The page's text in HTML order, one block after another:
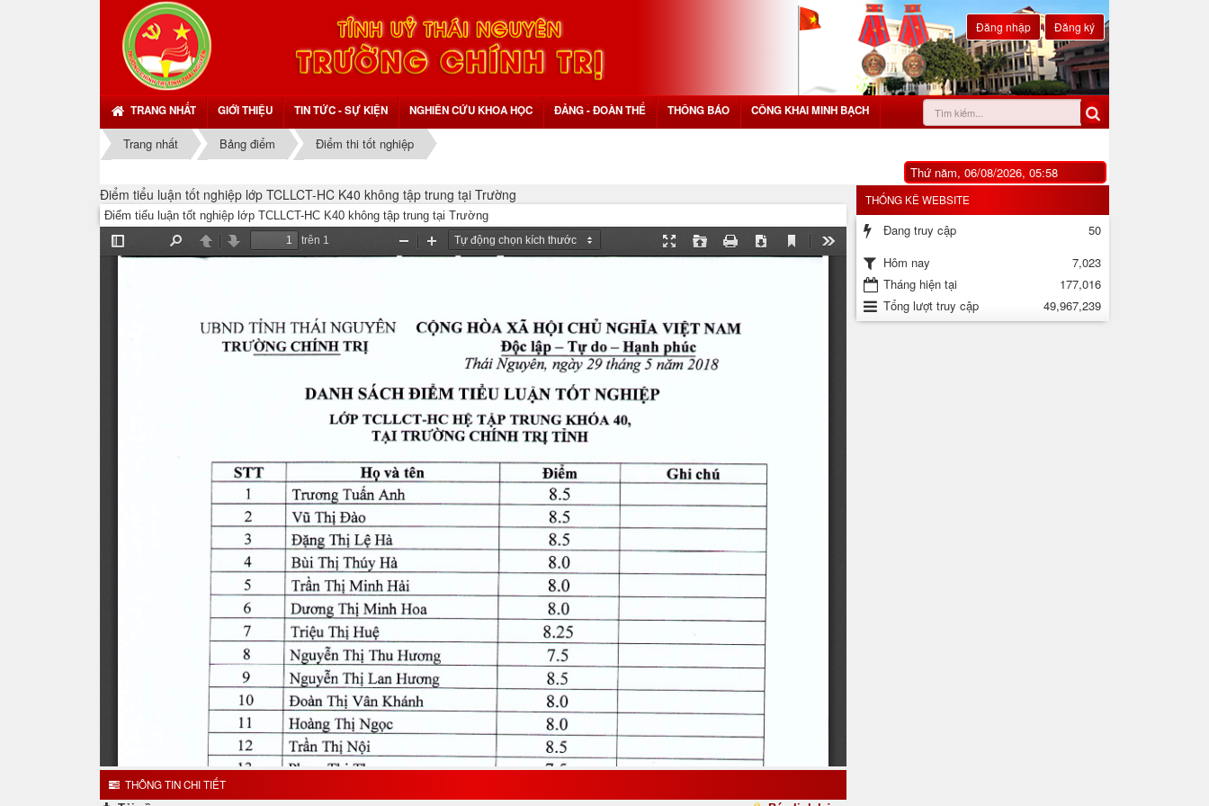
Đăng nhập Đăng ký
TRANG NHẤT GIỚI THIỆU TIN TỨC - SỰ KIỆN NGHIÊN CỨU KHOA HỌC ĐẢNG - ĐOÀN THỂ THÔNG BÁO CÔNG KHAI MINH BẠCH
Trang nhất Bảng điểm
Điểm thi tốt nghiệp
Thứ năm, 06/08/2026, 05:58
Điểm tiểu luận tốt nghiệp lớp TCLLCT-HC K40 không tập trung tại Trường
Điểm tiểu luận tốt nghiệp lớp TCLLCT-HC K40 không tập trung tại Trường
THÔNG TIN CHI TIẾT
THỐNG KÊ WEBSITE
Đang truy cập
50
Hôm nay
7,023
Tháng hiện tại
177,016
Tổng lượt truy cập
49,967,239